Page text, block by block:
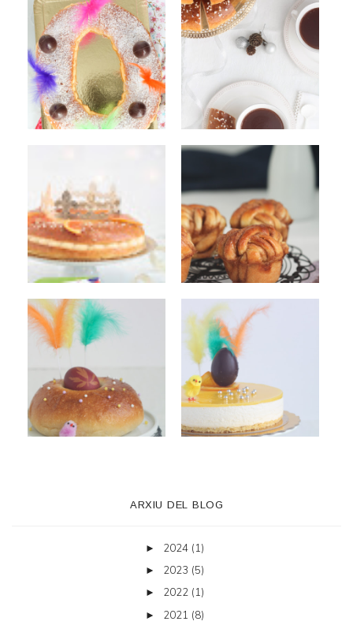
ARXIU DEL BLOG
► 2024 (1)
► 2023 (5)
► 2022 (1)
► 2021 (8)